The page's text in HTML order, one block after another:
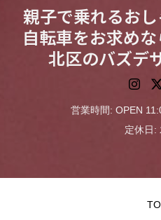
親子で乗れるお
自転車をお求め
北区のバズデ
営業時間: OPEN
定休日: